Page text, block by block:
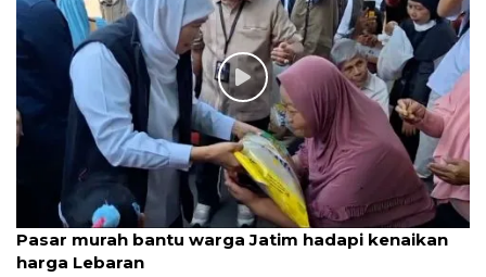
Pasar murah bantu warga Jatim hadapi kenaikan
harga Lebaran